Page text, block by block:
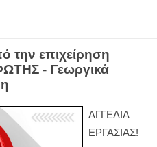
την επιχείρηση
- Γεωργικά
ΑΓΓΕΛΙΑ
ΕΡΓΑΣΙΑΣ!